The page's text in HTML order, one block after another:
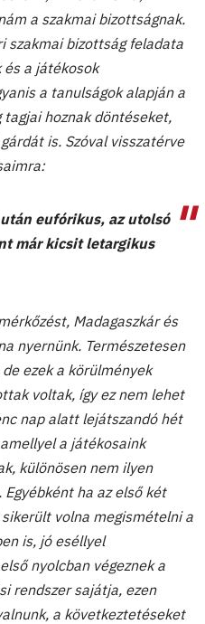
a szakmai bizottságnak.
szakmai bizottság feladata
és a játékosok
a tanulságok alapján a
hoznak döntéseket,
is. Szóval visszatérve
eufórikus, az utolsó
már kicsit letargikus
Madagaszkár és
nyernünk. Természetesen
ezek a körülmények
voltak, így ez nem lehet
nap alatt lejátszandó hét
a játékosaink
különösen nem ilyen
ha az első két
volna megismételni a
is, jó eséllyel
nyolcban végeznek a
rendszer sajátja, ezen
a következtetéseket